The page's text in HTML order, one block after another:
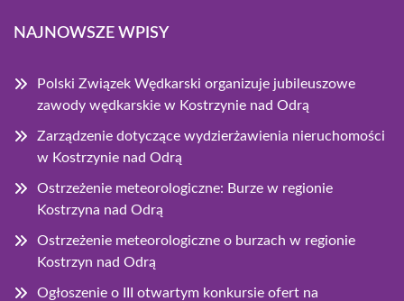
NAJNOWSZE WPISY
Polski Związek Wędkarski organizuje jubileuszowe
zawody wędkarskie w Kostrzynie nad Odrą
Zarządzenie dotyczące wydzierżawienia nieruchomości
w Kostrzynie nad Odrą
Ostrzeżenie meteorologiczne: Burze w regionie
Kostrzyna nad Odrą
Ostrzeżenie meteorologiczne o burzach w regionie
Kostrzyn nad Odrą
Ogłoszenie o III otwartym konkursie ofert na